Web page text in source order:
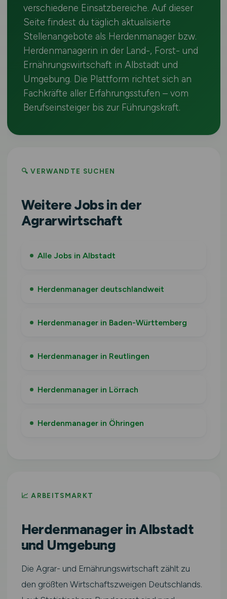
verschiedene Einsatzbereiche. Auf dieser
Seite findest du täglich aktualisierte
Stellenangebote als Herdenmanager bzw.
Herdenmanagerin in der Land-, Forst- und
Ernährungswirtschaft in Albstadt und
Umgebung. Die Plattform richtet sich an
Fachkräfte aller Erfahrungsstufen – vom
Berufseinsteiger bis zur Führungskraft.
🔍 VERWANDTE SUCHEN
Weitere Jobs in der
Agrarwirtschaft
Alle Jobs in Albstadt
Herdenmanager deutschlandweit
Herdenmanager in Baden-Württemberg
Herdenmanager in Reutlingen
Herdenmanager in Lörrach
Herdenmanager in Öhringen
📈 ARBEITSMARKT
Herdenmanager in Albstadt
und Umgebung
Die Agrar- und Ernährungswirtschaft zählt zu
den größten Wirtschaftszweigen Deutschlands.